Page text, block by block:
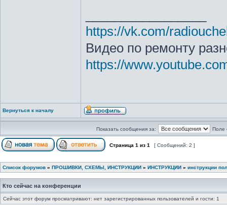
https://vk.com/
Видео по ремонту
https://
Вернуться к началу
Показать сообщения за: Поле
Страница 1 из 1 [ Сообщений: 2 ]
Список форумов » ПРОШИВКИ, СХЕМЫ, ИНСТРУКЦИИ » ИНСТРУКЦИИ » инструкции
Кто сейчас на конференции
Сейчас этот форум просматривают: нет зарегистрированных пользователей и гости: 1